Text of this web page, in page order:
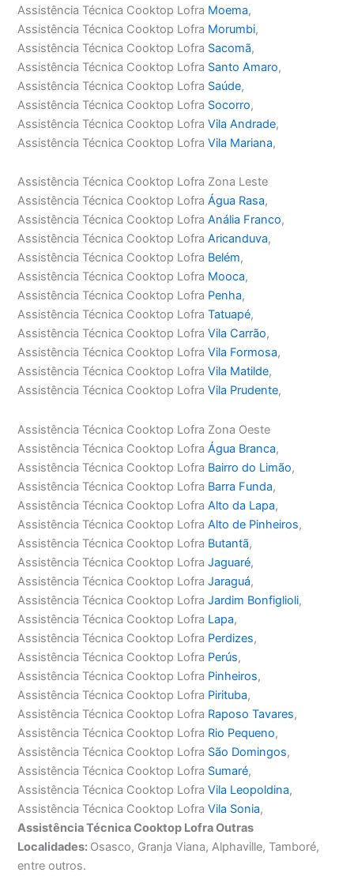
Assistência Técnica Cooktop Lofra Moema,
Assistência Técnica Cooktop Lofra Morumbi,
Assistência Técnica Cooktop Lofra Sacomã,
Assistência Técnica Cooktop Lofra Santo Amaro,
Assistência Técnica Cooktop Lofra Saúde,
Assistência Técnica Cooktop Lofra Socorro,
Assistência Técnica Cooktop LofraVila Andrade,
Assistência Técnica Cooktop LofraVila Mariana,
Assistência Técnica Cooktop Lofra Zona Leste
Assistência Técnica Cooktop LofraÁgua Rasa,
Assistência Técnica Cooktop LofraAnália Franco,
Assistência Técnica Cooktop LofraAricanduva,
Assistência Técnica Cooktop Lofra Belém,
Assistência Técnica Cooktop Lofra Mooca,
Assistência Técnica Cooktop Lofra Penha,
Assistência Técnica Cooktop LofraTatuapé,
Assistência Técnica Cooktop LofraVila Carrão,
Assistência Técnica Cooktop LofraVila Formosa,
Assistência Técnica Cooktop LofraVila Matilde,
Assistência Técnica Cooktop LofraVila Prudente,
Assistência Técnica Cooktop Lofra Zona Oeste
Assistência Técnica Cooktop LofraÁgua Branca,
Assistência Técnica Cooktop Lofra Bairro do Limão,
Assistência Técnica Cooktop Lofra Barra Funda,
Assistência Técnica Cooktop LofraAlto da Lapa,
Assistência Técnica Cooktop LofraAlto de Pinheiros,
Assistência Técnica Cooktop Lofra Butantã,
Assistência Técnica Cooktop LofraJaguaré,
Assistência Técnica Cooktop LofraJaraguá,
Assistência Técnica Cooktop LofraJardim Bonfiglioli,
Assistência Técnica Cooktop Lofra Lapa,
Assistência Técnica Cooktop Lofra Perdizes,
Assistência Técnica Cooktop Lofra Perús,
Assistência Técnica Cooktop Lofra Pinheiros,
Assistência Técnica Cooktop Lofra Pirituba,
Assistência Técnica Cooktop Lofra Raposo Tavares,
Assistência Técnica Cooktop Lofra Rio Pequeno,
Assistência Técnica Cooktop Lofra São Domingos,
Assistência Técnica Cooktop Lofra Sumaré,
Assistência Técnica Cooktop LofraVila Leopoldina,
Assistência Técnica Cooktop LofraVila Sonia,
Assistência Técnica Cooktop Lofra Outras
Localidades: Osasco, Granja Viana, Alphaville, Tamboré,
entre outros.